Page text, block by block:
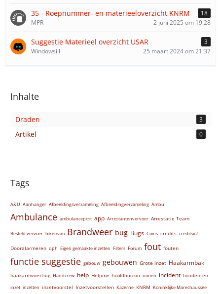
35 - Roepnummer- en materieeloverzicht KNRM
18
MPR
2 juni 2025 om 19:28
Suggestie Materieel overzicht USAR
3
Windowsill
25 maart 2024 om 21:37
Inhalte
Draden 3
Artikel 0
Tags
A&U Aanhanger Afbeeldingsverzameling Afbeeldingverzameling Ambu
Ambulance ambulancepost app Arrestantenvervoer Arrestatie Team
Besteld vervoer biketeam Brandweer bug Bugs Coins credits creditsx2
Dooralarmeren dph Eigen gemaakte inzetten Filters Forum fout fouten
functie suggestie gebouw gebouwen Grote inzet Haakarmbak
haakarmvoertuig Handcrew help Helpme hoofdbureau iconen incident Incidenten
inzet inzetten inzetvoorstel Inzetvoorstellen Kazerne KNRM Koninklijke Marechaussee